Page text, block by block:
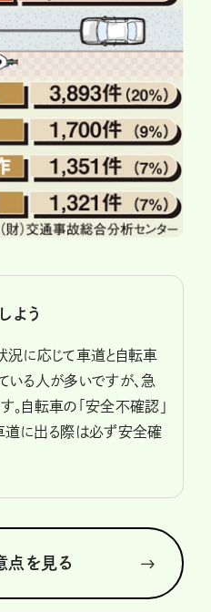
よう
況に応じて車道と自転車
いる人が多いですが、急
。自転車の「安全不確認」
道に出る際は必ず安全確
点を見る